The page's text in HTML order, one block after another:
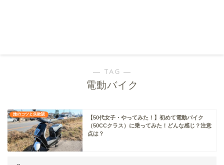
― TAG ―
電動バイク
旅のコツと失敗談
【50代女子・やってみた！】初めて電動バイク
（50CCクラス）に乗ってみた！どんな感じ？注意
点は？